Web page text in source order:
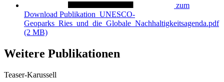
zum
Download Publikation_UNESCO-
Geoparks_Ries_und_die_Globale_Nachhaltigkeitsagenda.pdf
(2 MB)
Weitere Publikationen
Teaser-Karussell